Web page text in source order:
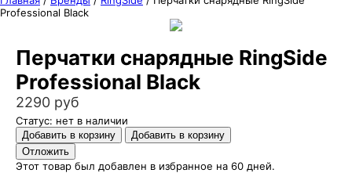
Professional Black
Перчатки снарядные RingSide
Professional Black
2290 руб
Статус: нет в наличии
Этот товар был добавлен в избранное на 60 дней.